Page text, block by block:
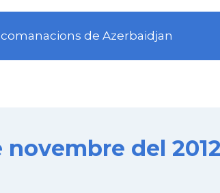
de Azerbaidjan
novembre del 2012